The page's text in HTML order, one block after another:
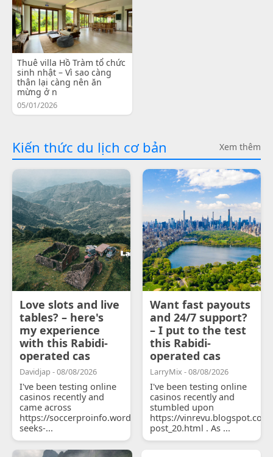
Thuê villa Hồ Tràm tổ chức
sinh nhật – Vì sao càng
thân lại càng nên ăn
mừng ở n
05/01/2026
Kiến thức du lịch cơ bản Xem thêm
Love slots and live
tables? – here's
my experience
with this Rabidi-
operated cas
Davidjap - 08/08/2026
I've been testing online
casinos recently and
came across
https://soccerproinfo.wordpress.com/2026/07/11/courtois-
seeks-...
Want fast payouts
and 24/7 support?
– I put to the test
this Rabidi-
operated cas
LarryMix - 08/08/2026
I've been testing online
casinos recently and
stumbled upon
https://
post_20.html . As ...